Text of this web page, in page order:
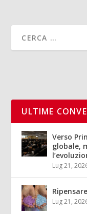
ULTIME
Verso
globale,
Lug 21,
Lug 21,